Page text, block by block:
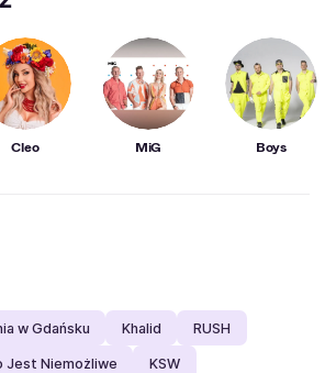
Cleo MiG Boys
w Gdańsku Khalid RUSH
Jest Niemożliwe KSW